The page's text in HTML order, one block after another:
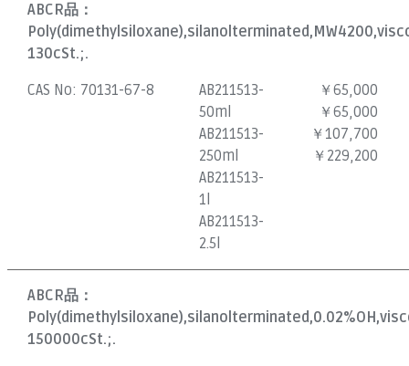
ABCR品：
130cSt.;.
CAS No: 70131-67-8
AB211513-
50ml
AB211513-
250ml
AB211513-
1l
AB211513-
2.5l
￥65,000
￥65,000
￥107,700
￥229,200
ABCR品：
150000cSt.;.